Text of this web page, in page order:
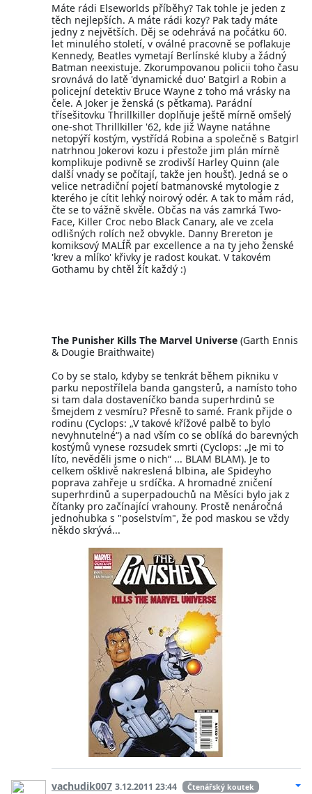
Máte rádi Elseworlds příběhy? Tak tohle je jeden z
těch nejlepších. A máte rádi kozy? Pak tady máte
jedny z největších. Děj se odehrává na počátku 60.
let minulého století, v oválné pracovně se poflakuje
Kennedy, Beatles vymetají Berlínské kluby a žádný
Batman neexistuje. Zkorumpovanou policii toho času
srovnává do latě 'dynamické duo' Batgirl a Robin a
policejní detektiv Bruce Wayne z toho má vrásky na
čele. A Joker je ženská (s pětkama). Parádní
třísešitovku Thrillkiller doplňuje ještě mírně omšelý
one-shot Thrillkiller '62, kde již Wayne natáhne
netopýří kostým, vystřídá Robina a společně s Batgirl
natrhnou Jokerovi kozu i přestože jim plán mírně
komplikuje podivně se zrodivší Harley Quinn (ale
další vnady se počítají, takže jen houšť). Jedná se o
velice netradiční pojetí batmanovské mytologie z
kterého je cítit lehký noirový odér. A tak to mám rád,
čte se to vážně skvěle. Občas na vás zamrká Two-
Face, Killer Croc nebo Black Canary, ale ve zcela
odlišných rolích než obvykle. Danny Brereton je
komiksový MALÍŘ par excellence a na ty jeho ženské
'krev a mlíko' křivky je radost koukat. V takovém
Gothamu by chtěl žít každý :)
The Punisher Kills The Marvel Universe (Garth Ennis
& Dougie Braithwaite)
Co by se stalo, kdyby se tenkrát během pikniku v
parku nepostřílela banda gangsterů, a namísto toho
si tam dala dostaveníčko banda superhrdinů se
šmejdem z vesmíru? Přesně to samé. Frank přijde o
rodinu (Cyclops: „V takové křížové palbě to bylo
nevyhnutelné“) a nad vším co se oblíká do barevných
kostýmů vynese rozsudek smrti (Cyclops: „Je mi to
líto, nevěděli jsme o nich“ ... BLAM BLAM). Je to
celkem ošklivě nakreslená blbina, ale Spideyho
poprava zahřeje u srdíčka. A hromadné zničení
superhrdinů a superpadouchů na Měsíci bylo jak z
čítanky pro začínající vrahouny. Prostě nenáročná
jednohubka s "poselstvím", že pod maskou se vždy
někdo skrývá...
vachudik007 3.12.2011 23:44 Čtenářský koutek